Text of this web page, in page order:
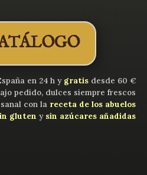
en 24 h y gratis desde 60 €
pedido, dulces siempre frescos
con la receta de los abuelos
gluten y sin azúcares añadidas